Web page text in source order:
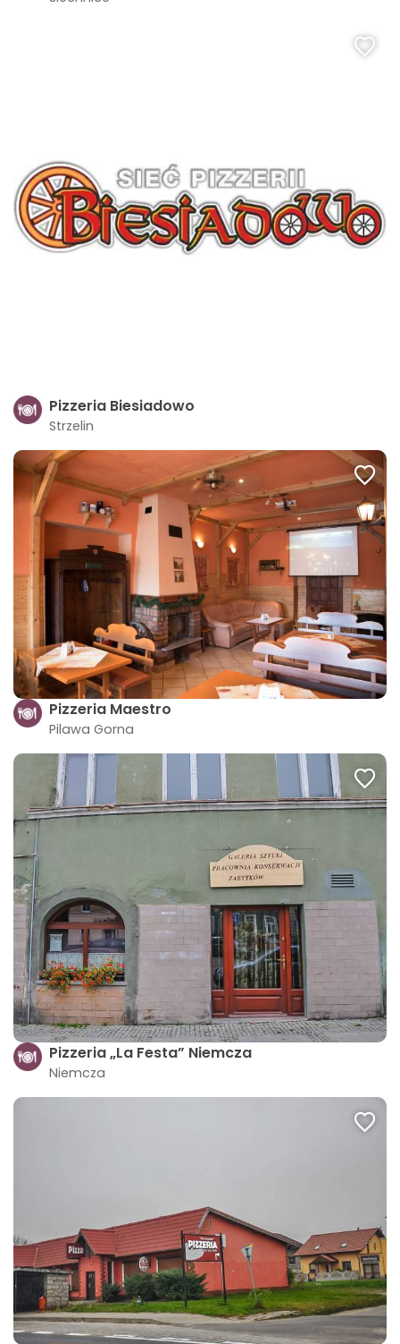
Pizzeria Biesiadowo
Strzelin
Pizzeria Maestro
Pilawa Gorna
Pizzeria „La Festa” Niemcza
Niemcza